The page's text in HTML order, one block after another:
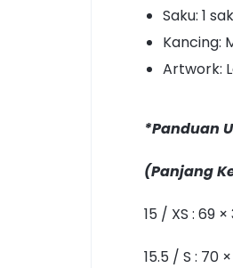
Saku: 1
Kancing:
Artwork:
*Panduan
(Panjang
15 / XS : 69
15.5 / S : 70